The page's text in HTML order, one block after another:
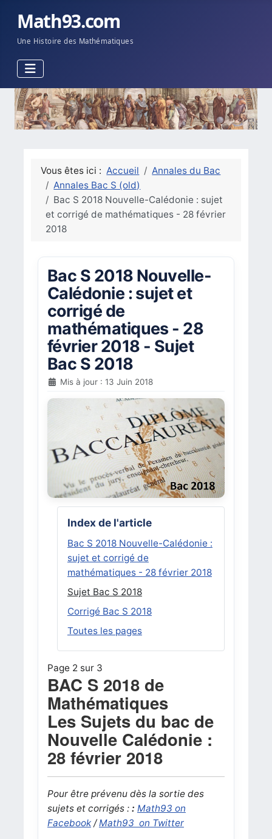
Math93.com
Une Histoire des Mathématiques
Vous êtes ici : Accueil
Annales du Bac
Annales Bac S (old)
Bac S 2018 Nouvelle-Calédonie : sujet
et corrigé de mathématiques - 28 février
2018
Bac S 2018 Nouvelle-
Calédonie : sujet et
corrigé de
mathématiques - 28
février 2018 - Sujet
Bac S 2018
Mis à jour : 13 Juin 2018
Index de l'article
Bac S 2018 Nouvelle-Calédonie :
sujet et corrigé de
mathématiques - 28 février 2018
Sujet Bac S 2018
Corrigé Bac S 2018
Toutes les pages
Page 2 sur 3
BAC S 2018 de
Mathématiques
Les Sujets du bac de
Nouvelle Calédonie :
28 février 2018
Pour être prévenu dès la sortie des
sujets et corrigés : : Math93 on
Facebook/Math93 on Twitter